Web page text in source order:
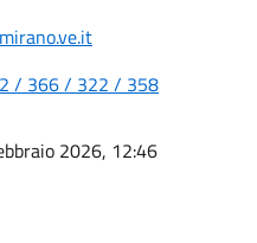
/ 366 / 322 / 358
2026, 12:46